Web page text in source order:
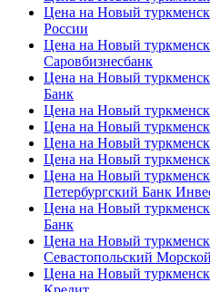
Цена на Новый
России
Цена на Новый
Саровбизнесбанк
Цена на Новый
Банк
Цена на Новый
Цена на Новый
Цена на Новый
Цена на Новый
Цена на Новый
Петербургский Банк
Цена на Новый
Банк
Цена на Новый
Севастопольский
Цена на Новый